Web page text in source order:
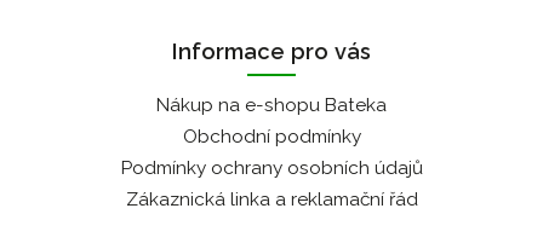
Informace pro vás
Nákup na e-shopu Bateka
Obchodní podmínky
Podmínky ochrany osobních údajů
Zákaznická linka a reklamační řád